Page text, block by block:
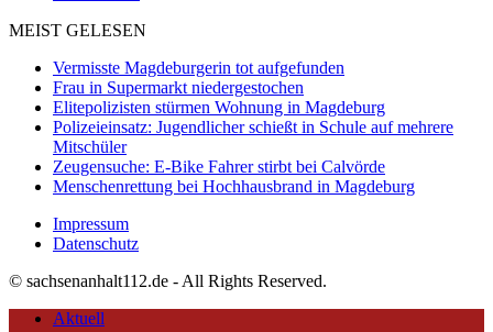
MEIST GELESEN
Vermisste Magdeburgerin tot aufgefunden
Frau in Supermarkt niedergestochen
Elitepolizisten stürmen Wohnung in Magdeburg
Polizeieinsatz: Jugendlicher schießt in Schule auf mehrere
Mitschüler
Zeugensuche: E-Bike Fahrer stirbt bei Calvörde
Menschenrettung bei Hochhausbrand in Magdeburg
Impressum
Datenschutz
© sachsenanhalt112.de - All Rights Reserved.
Aktuell